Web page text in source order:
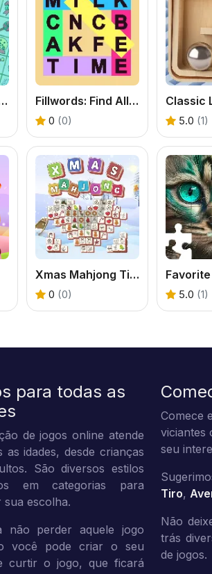
Connect 2023 Fillwords: Find All the Words
0 (0) 5.0 (1)
Xmas Mahjong Tiles 2023
0 (0) 5.0 (1)
para todas as
de jogos online atende
as idades, desde crianças
São diversos estilos
em categorias para
sua escolha.
não perder aquele jogo
você pode criar o seu
curtir o jogo, que ficará
Comece
viciantes
seu
Tiro,
Não
trás
de jogos.